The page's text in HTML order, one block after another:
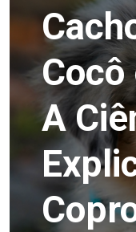
Cocô
A